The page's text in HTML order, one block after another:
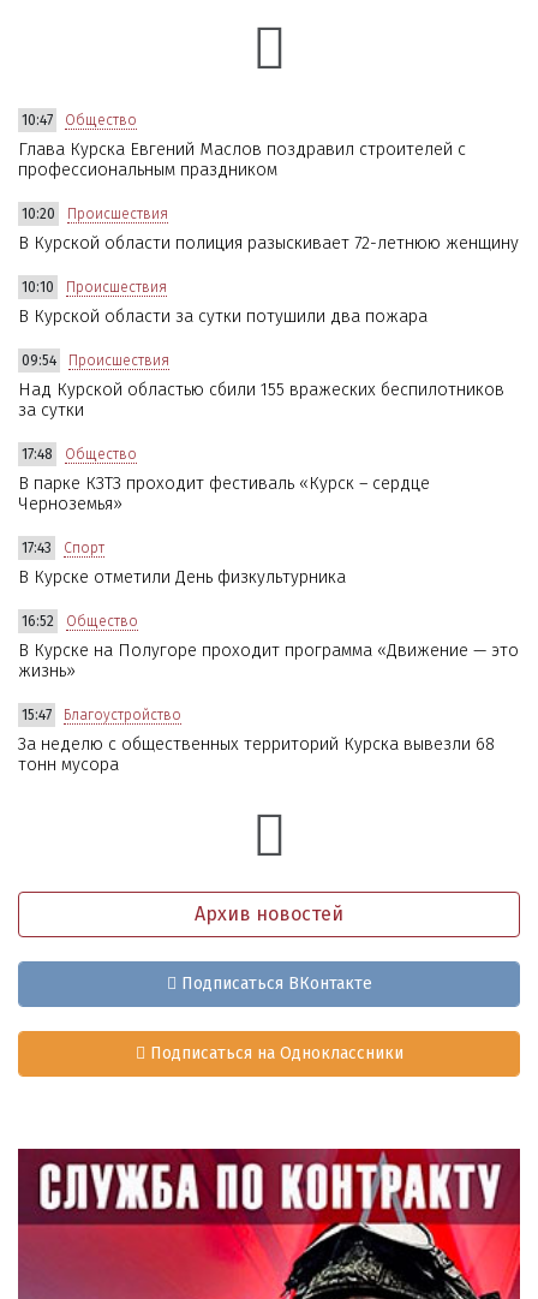
10:47 Общество
Глава Курска Евгений Маслов поздравил строителей с
профессиональным праздником
10:20 Происшествия
В Курской области полиция разыскивает 72-летнюю женщину
10:10 Происшествия
В Курской области за сутки потушили два пожара
09:54 Происшествия
Над Курской областью сбили 155 вражеских беспилотников
за сутки
17:48 Общество
В парке КЗТЗ проходит фестиваль «Курск – сердце
Черноземья»
17:43 Спорт
В Курске отметили День физкультурника
16:52 Общество
В Курске на Полугоре проходит программа «Движение — это
жизнь»
15:47 Благоустройство
За неделю с общественных территорий Курска вывезли 68
тонн мусора
Архив новостей
Подписаться ВКонтакте
Подписаться на Одноклассники